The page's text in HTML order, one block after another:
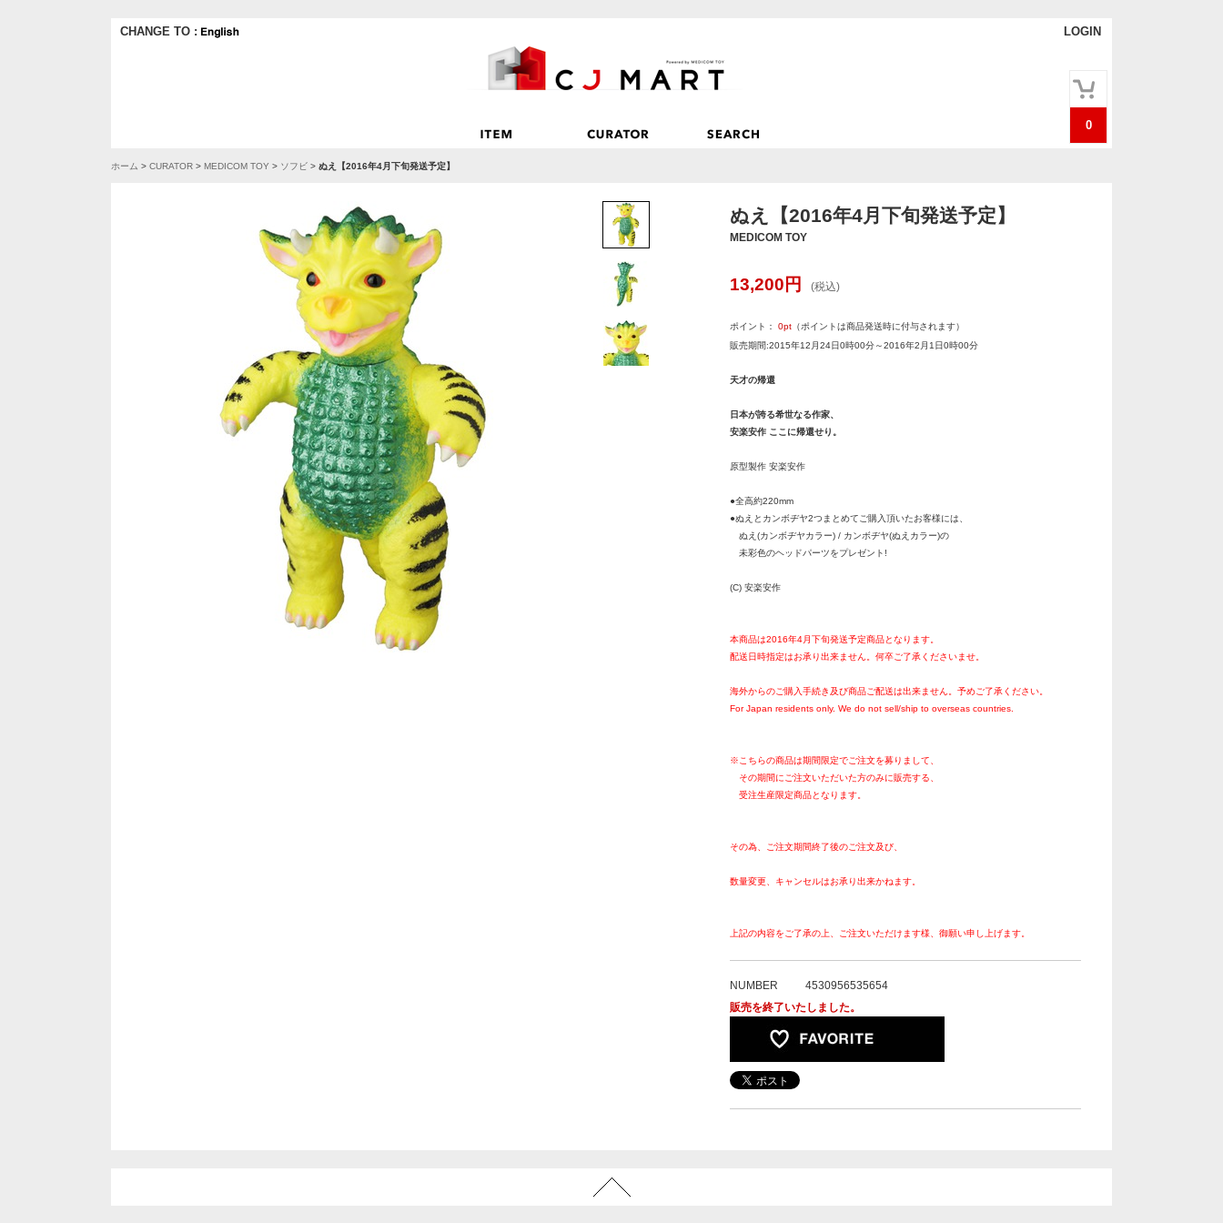
CHANGE TO : LOGIN
0
ホーム > CURATOR > MEDICOM TOY > ソフビ > ぬえ【2016年4月下旬発送予定】
ぬえ【2016年4月下旬発送予定】
MEDICOM TOY
13,200 円 (税込)
ポイント： 0pt （ポイントは商品発送時に付与されます）
販売期間:2015年12月24日0時00分～2016年2月1日0時00分
天才の帰還
日本が誇る希世なる作家、
安楽安作 ここに帰還せり。
原型製作 安楽安作
●全高約220mm
●ぬえとカンボヂヤ2つまとめてご購入頂いたお客様には、
ぬえ(カンボヂヤカラー) / カンボヂヤ(ぬえカラー)の
未彩色のヘッドパーツをプレゼント!
(C) 安楽安作
本商品は2016年4月下旬発送予定商品となります。
配送日時指定はお承り出来ません。何卒ご了承くださいませ。
海外からのご購入手続き及び商品ご配送は出来ません。予めご了承ください。
For Japan residents only. We do not sell/ship to overseas countries.
※こちらの商品は期間限定でご注文を募りまして、
その期間にご注文いただいた方のみに販売する、
受注生産限定商品となります。
その為、ご注文期間終了後のご注文及び、
数量変更、キャンセルはお承り出来かねます。
上記の内容をご了承の上、ご注文いただけます様、御願い申し上げます。
NUMBER
4530956535654
販売を終了いたしました。